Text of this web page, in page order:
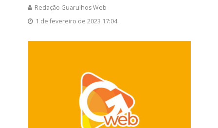
Redação Guarulhos Web
1 de fevereiro de 2023 17:04